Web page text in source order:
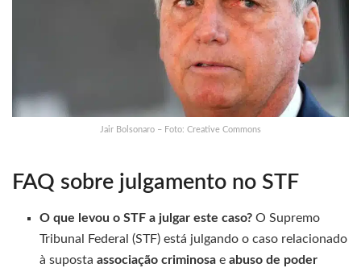
Jair Bolsonaro – Foto: Creative Commons
FAQ sobre julgamento no STF
O que levou o STF a julgar este caso? O Supremo
Tribunal Federal (STF) está julgando o caso relacionado
à supostaassociação criminosa eabuso de poder